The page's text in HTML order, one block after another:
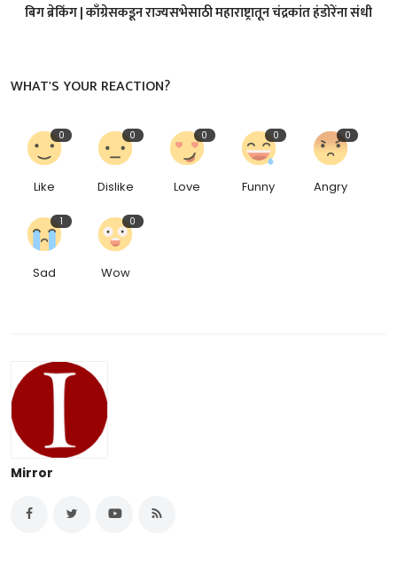
बिग ब्रेकिंग | काँग्रेसकडून राज्यसभेसाठी महाराष्ट्रातून चंद्रकांत हंडोरेंना संधी
WHAT'S YOUR REACTION?
0
Like
0
Dislike
0
Love
0
Funny
0
Angry
1
Sad
0
Wow
Mirror